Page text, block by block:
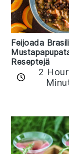
Feijoada
Reseptejä
2